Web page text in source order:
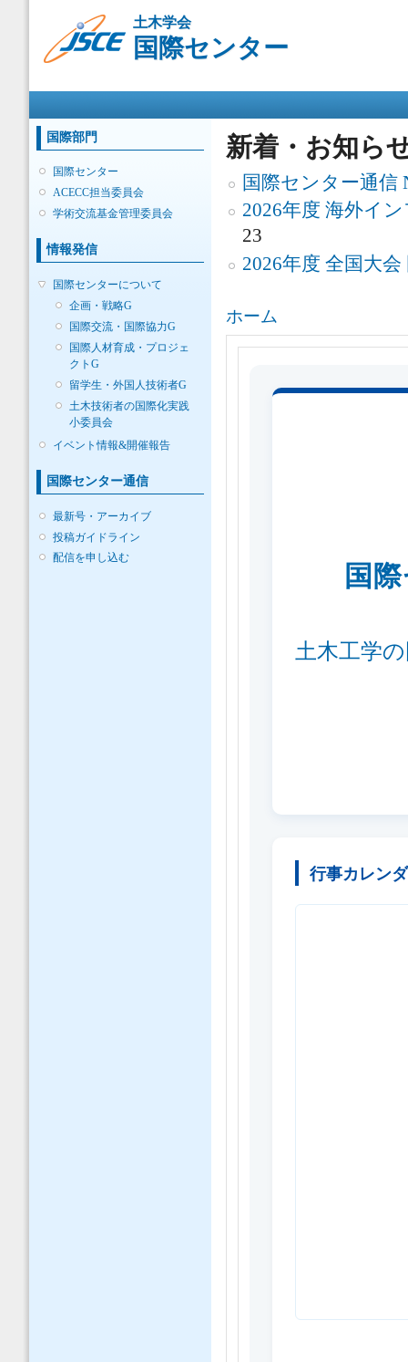
に
動
土木学会
国際センター
国際部門
国際センター
ACECC担当委員会
学術交流基金管理委員会
情報発信
国際センターについて
企画・戦略G
国際交流・国際協力G
国際人材育成・プロジェ
クトG
留学生・外国人技術者G
土木技術者の国際化実践
小委員会
イベント情報&開催報告
国際センター通信
最新号・アーカイブ
投稿ガイドライン
配信を申し込む
新着・お知ら
国際センター通信
2026年度 海外イ
23
2026年度 全国大
現在地
ホーム
国
土木工学
行事カレン